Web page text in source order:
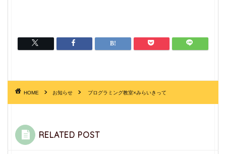
HOME お知らせ プログラミング教室×みらいきって
RELATED POST